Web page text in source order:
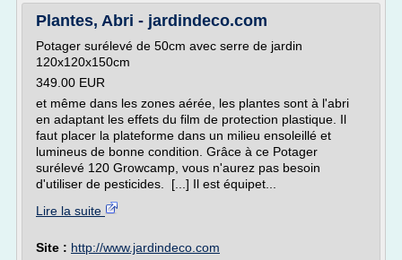
Plantes, Abri - jardindeco.com
Potager surélevé de 50cm avec serre de jardin
120x120x150cm
349.00 EUR
et même dans les zones aérée, les plantes sont à l'abri
en adaptant les effets du film de protection plastique. Il
faut placer la plateforme dans un milieu ensoleillé et
lumineus de bonne condition. Grâce à ce Potager
surélevé 120 Growcamp, vous n'aurez pas besoin
d'utiliser de pesticides. [...] Il est équipet...
Lire la suite
Site : http://www.jardindeco.com